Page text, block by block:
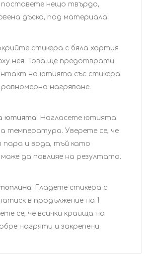
нещо твърдо,
дъска, под материала.
стикера с бяла хартия
нея. Това ще предотврати
на ютията със стикера
нагряване.
ютията: Нагласете ютията
температура. Уверете се, че
пара и вода, тъй като
да повлияе на резултата.
Гладете стикера с
в продължение на 1
се, че всички краища на
нагряти и закрепени.